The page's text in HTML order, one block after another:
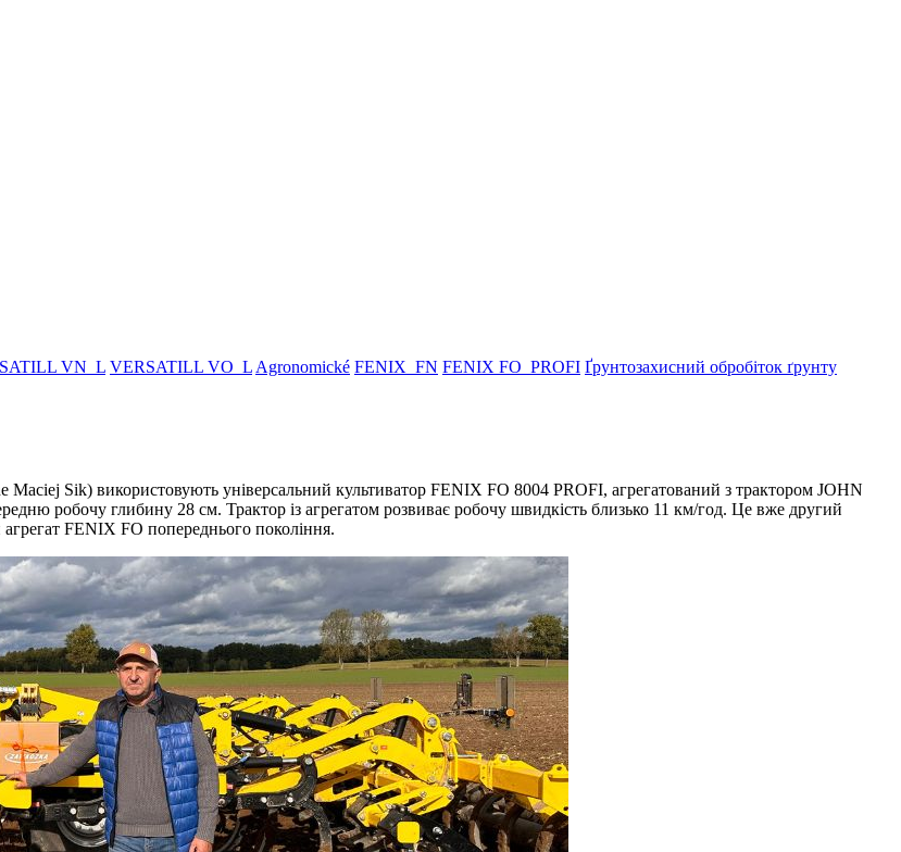
VN_L VERSATILL VO_L Agronomické FENIX_FN FENIX FO_PROFI Ґрунтозахисний обробіток ґрунту
Sik) використовують універсальний культиватор FENIX FO 8004 PROFI, агрегатований з трактором JOHN
робочу глибину 28 см. Трактор із агрегатом розвиває робочу швидкість близько 11 км/год. Це вже другий
FENIX FO попереднього покоління.